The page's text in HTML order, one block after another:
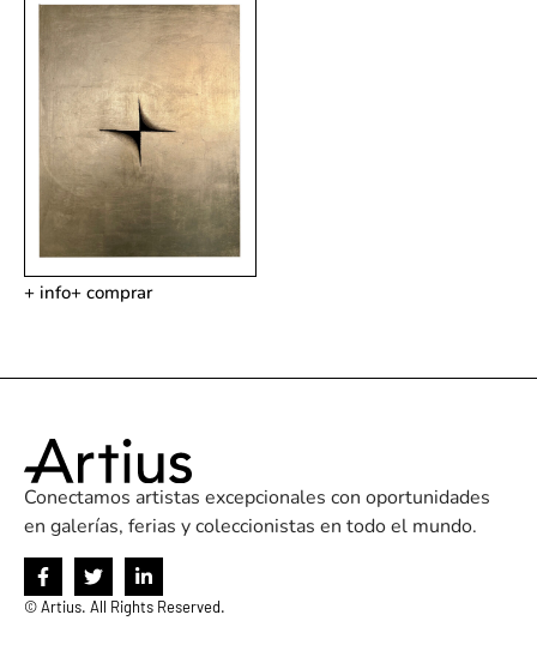
+ info+ comprar
Conectamos artistas excepcionales con oportunidades
en galerías, ferias y coleccionistas en todo el mundo.
©Artius. All Rights Reserved.